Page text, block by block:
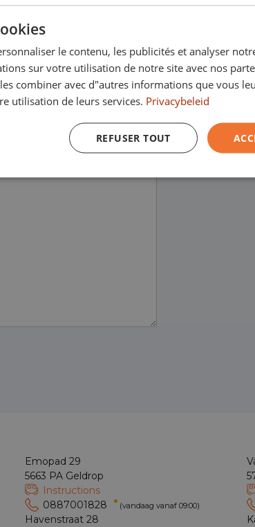
Emopad 29
5663 PA Geldrop
Instructions
0887001828
(vandaag vanaf 09:00)
Havenstraat 28
le contenu, les publicités et analyser
sur votre utilisation de notre site avec nos
combiner avec d"autres informations que vous
utilisation de leurs services. Privacybeleid
REFUSER TOUT